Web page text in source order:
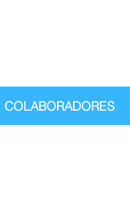
COLABORADORES